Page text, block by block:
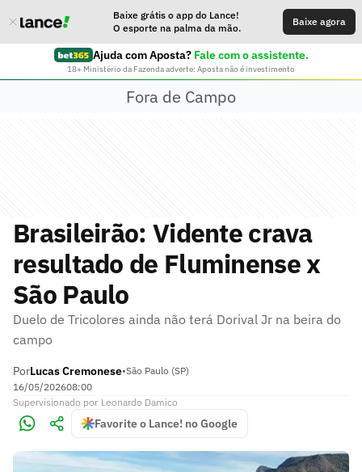
Baixe grátis o app do Lance!
O esporte na palma da mão.
Baixe agora
Ajuda com Aposta? Fale com o assistente.
18+ Ministério da Fazenda adverte: Aposta não é investimento
Fora de Campo
Brasileirão: Vidente crava
resultado de Fluminense x
São Paulo
Duelo de Tricolores ainda não terá Dorival Jr na beira do
campo
PorLucas Cremonese•São Paulo (SP)
16/05/202608:00
Supervisionado por Leonardo Damico
Favorite o Lance! no Google